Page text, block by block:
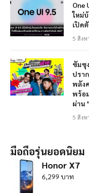
One
ใหม่
เปิด
5 สิงห
ซัมซุ
ปรา
พลัง
พร้อ
ผ่าน
5 สิงห
มือถือรุ่นยอดนิยม
Honor X7
6,299 บาท